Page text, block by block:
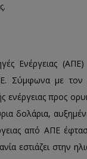
Ενέργειας
Σύμφωνα με τον
ενέργειας προς
δολάρια,
από ΑΠΕ
εστιάζει στην